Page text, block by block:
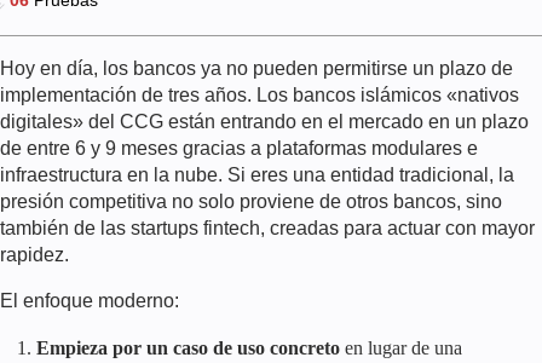
Hoy en día, los bancos ya no pueden permitirse un plazo de
implementación de tres años. Los bancos islámicos «nativos
digitales» del CCG están entrando en el mercado en un plazo
de entre 6 y 9 meses gracias a plataformas modulares e
infraestructura en la nube. Si eres una entidad tradicional, la
presión competitiva no solo proviene de otros bancos, sino
también de las startups fintech, creadas para actuar con mayor
rapidez.
El enfoque moderno:
Empieza por un caso de uso concreto en lugar de una